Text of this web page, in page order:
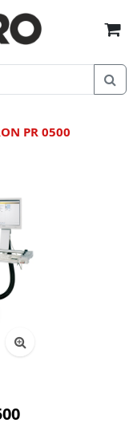
PR 0500